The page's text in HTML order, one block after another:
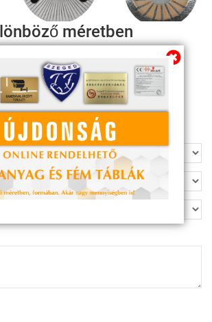
méretben
P514, X103/P514
és 50 mm-es érembetét a megfelelő szűkítő